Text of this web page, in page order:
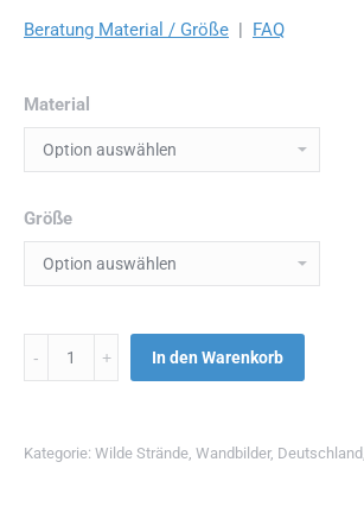
Beratung Material / Größe | FAQ
Material
Größe
Menge In den Warenkorb
Kategorie: Wilde Strände Wandbilder, Deutschland